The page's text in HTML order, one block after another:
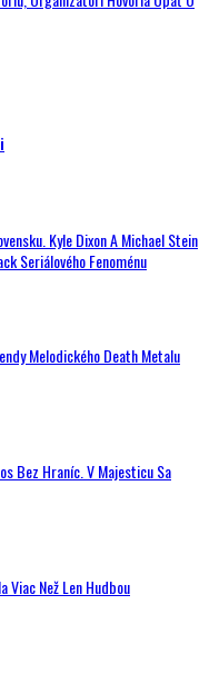
Kyle Dixon A Michael Stein
Seriálového Fenoménu
Melodického Death Metalu
Bez Hraníc. V Majesticu Sa
Viac Než Len Hudbou